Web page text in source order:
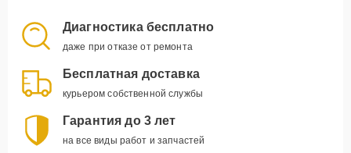
Диагностика бесплатно
даже при отказе от ремонта
Бесплатная доставка
курьером собственной службы
Гарантия до 3 лет
на все виды работ и запчастей